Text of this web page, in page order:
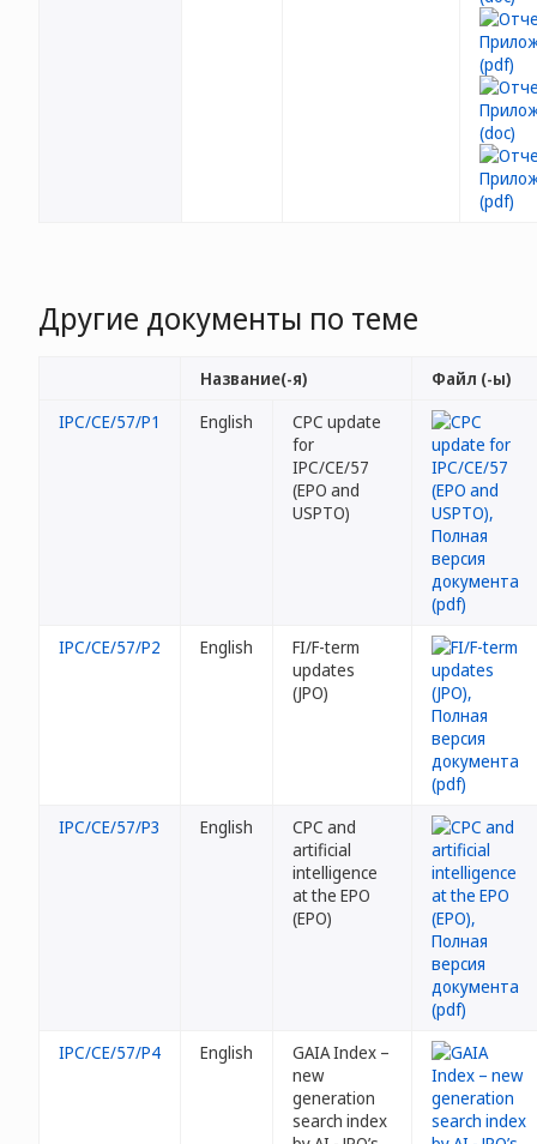
Другие документы по теме
Название(-я)
Файл (-ы)
IPC/CE/57/P1
English
CPC update
for
IPC/CE/57
(EPO and
USPTO)
IPC/CE/57/P2 English
FI/F-term
updates
(JPO)
IPC/CE/57/P3 English
CPC and
artificial
intelligence
at the EPO
(EPO)
IPC/CE/57/P4 English
GAIA Index –
new
generation
search index